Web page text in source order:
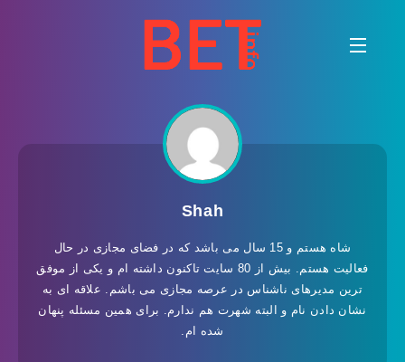
Shah
شاه هستم و 15 سال می باشد که در فضای مجازی در حال
فعالیت هستم. بیش از 80 سایت تاکنون داشته ام و یکی از موفق
ترین مدیرهای ناشناس در عرصه مجازی می باشم. علاقه ای به
نشان دادن نام و البته شهرت هم ندارم. برای همین مسئله پنهان
شده ام.